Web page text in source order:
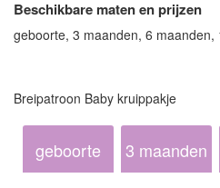
Beschikbare maten en prijzen
geboorte, 3 maanden, 6
Breipatroon Baby kruippakje
geboorte 3 maanden